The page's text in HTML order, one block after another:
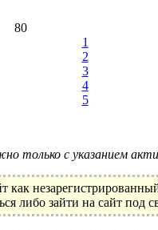
80
1
2
3
4
5
только с указанием
как
либо зайти на сайт под